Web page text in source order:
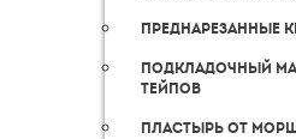
Преднарезанные
Подкладочный
тейпов
Пластырь от